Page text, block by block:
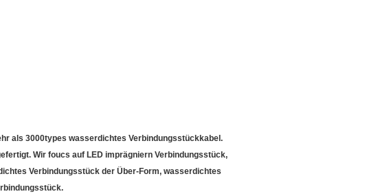
als 3000types wasserdichtes Verbindungsstückkabel.
Wir foucs auf LED imprägniern Verbindungsstück,
Verbindungsstück der Über-Form, wasserdichtes